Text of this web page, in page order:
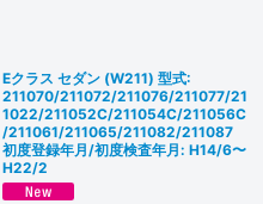
Eクラス セダン (W211) 型式:
211070/211072/211076/211077/21
1022/211052C/211054C/211056C
/211061/211065/211082/211087
初度登録年月/初度検査年月: H14/6〜
H22/2